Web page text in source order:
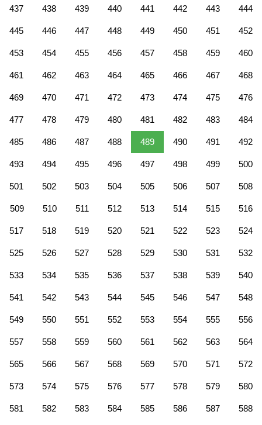
437 438 439 440 441 442 443 444
445 446 447 448 449 450 451 452
453 454 455 456 457 458 459 460
461 462 463 464 465 466 467 468
469 470 471 472 473 474 475 476
477 478 479 480 481 482 483 484
485 486 487 488 489 490 491 492
493 494 495 496 497 498 499 500
501 502 503 504 505 506 507 508
509 510 511 512 513 514 515 516
517 518 519 520 521 522 523 524
525 526 527 528 529 530 531 532
533 534 535 536 537 538 539 540
541 542 543 544 545 546 547 548
549 550 551 552 553 554 555 556
557 558 559 560 561 562 563 564
565 566 567 568 569 570 571 572
573 574 575 576 577 578 579 580
581 582 583 584 585 586 587 588